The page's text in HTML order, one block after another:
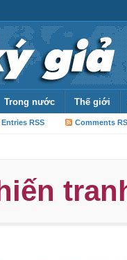
Trong nước Thế giới
Entries RSS Comments